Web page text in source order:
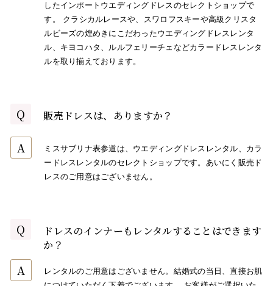
したインポートウエディングドレスのセレクトショップで
す。 クラシカルレースや、スワロフスキーや高級クリスタ
ルビーズの煌めきにこだわったウエディングドレスレンタ
ル、キヨコハタ、ルルフェリーチェなどカラードレスレンタ
ルを取り揃えております。
Q 販売ドレスは、ありますか？
A
ミスサブリナ表参道は、ウエディングドレスレンタル、カラ
ードレスレンタルのセレクトショップです。あいにく販売ド
レスのご用意はございません。
Q
ドレスのインナーもレンタルすることはできます
か？
A
レンタルのご用意はございません。結婚式の当日、直接お肌